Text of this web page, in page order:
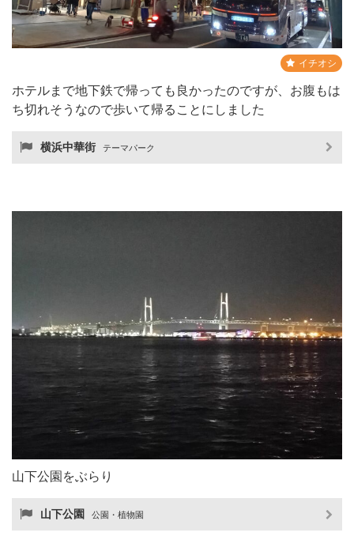
イチオシ
ホテルまで地下鉄で帰っても良かったのですが、お腹もは
ち切れそうなので歩いて帰ることにしました
横浜中華街 テーマパーク
山下公園をぶらり
山下公園 公園・植物園